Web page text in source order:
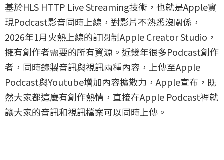
基於HLS HTTP Live Streaming技術，也就是Apple實
現Podcast影音同時上線，對影片不熟悉沒關係，
2026年1月火熱上線的訂閱制Apple Creator Studio，
擁有創作者需要的所有資源。近幾年很多Podcast創作
者，同時錄製音訊與視訊兩種內容，上傳至Apple
Podcast與Youtube增加內容擴散力，Apple宣布，既
然大家都這麼有創作熱情，直接在Apple Podcast裡就
讓大家的音訊和視訊檔案可以同時上傳。